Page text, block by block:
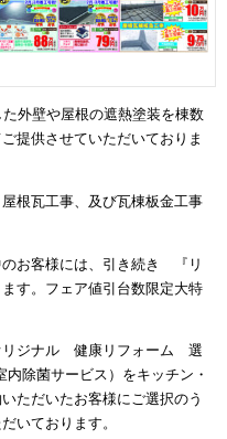
外壁や屋根の遮熱塗装を棟数
提供させていただいておりま
根瓦工事、及び瓦棟板金工事
のお客様には、引き続き 『リ
す。フェア値引台数限定大特
リジナル 健康リフォーム 選
内除菌サービス）をキッチン・
ただいたお客様にご選択のう
いております。